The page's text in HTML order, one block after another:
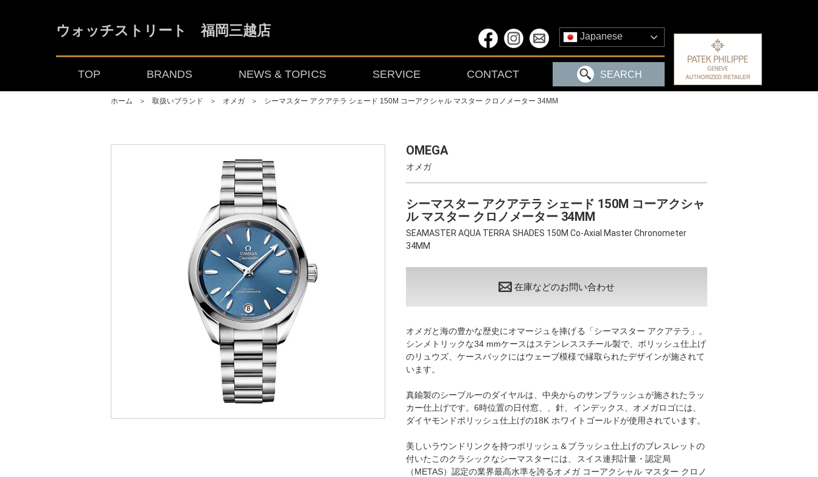
ウォッチストリート 福岡三越店 Japanese
TOP BRANDS NEWS & TOPICS SERVICE CONTACT SEARCH
ホーム ＞ 取扱いブランド ＞ オメガ ＞ シーマスター アクアテラ シェード 150M コーアクシャル マスター クロノメーター 34MM
OMEGA
オメガ
シーマスター アクアテラ シェード 150M コーアクシャ
ル マスター クロノメーター 34MM
SEAMASTER AQUA TERRA SHADES 150M Co-Axial Master Chronometer
34MM
在庫などのお問い合わせ
オメガと海の豊かな歴史にオマージュを捧げる「シーマスター アクアテラ」。
シンメトリックな34 mmケースはステンレススチール製で、ポリッシュ仕上げ
のリュウズ、ケースバックにはウェーブ模様で縁取られたデザインが施されて
います。
真鍮製のシーブルーのダイヤルは、中央からのサンブラッシュが施されたラッ
カー仕上げです。6時位置の日付窓、、針、インデックス、オメガロゴには、
ダイヤモンドポリッシュ仕上げの18K ホワイトゴールドが使用されています。
美しいラウンドリンクを持つポリッシュ＆ブラッシュ仕上げのブレスレットの
付いたこのクラシックなシーマスターには、スイス連邦計量・認定局
（METAS）認定の業界最高水準を誇るオメガ コーアクシャル マスター クロノ